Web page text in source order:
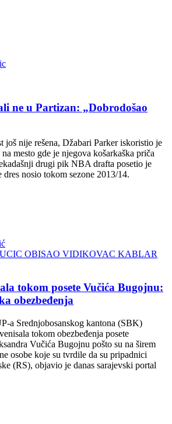
ne u Partizan: „Dobrodošao
još nije rešena, Džabari Parker iskoristio je
mesto gde je njegova košarkaška priča
drugi pik NBA drafta posetio je
nosio tokom sezone 2013/14.
tokom posete Vučića Bugojnu:
obezbeđenja
a Srednjobosanskog kantona (SBK)
tokom obezbeđenja posete
Vučića Bugojnu pošto su na širem
osobe koje su tvrdile da su pripadnici
(RS), objavio je danas sarajevski portal